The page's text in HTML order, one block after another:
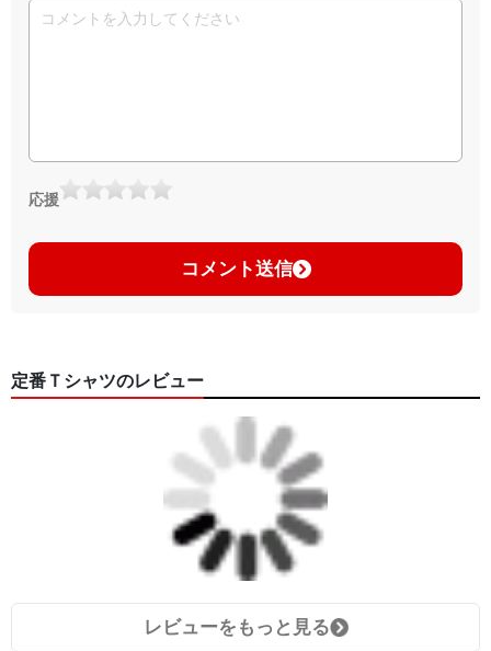
応援
コメント送信
定番Ｔシャツのレビュー
レビューをもっと見る